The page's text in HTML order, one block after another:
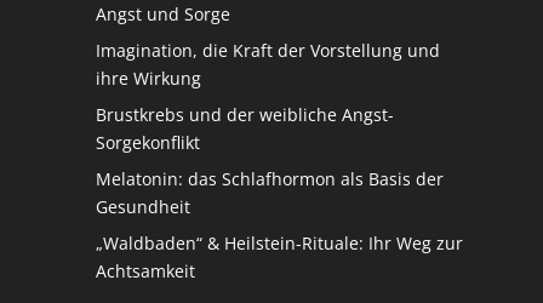
Angst und Sorge
Imagination, die Kraft der Vorstellung und
ihre Wirkung
Brustkrebs und der weibliche Angst-
Sorgekonflikt
Melatonin: das Schlafhormon als Basis der
Gesundheit
„Waldbaden“ & Heilstein-Rituale: Ihr Weg zur
Achtsamkeit